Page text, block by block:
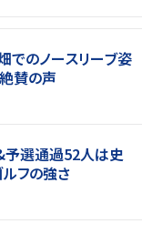
でのノースリーブ姿
絶賛の声
予選通過52人は史
フの強さ